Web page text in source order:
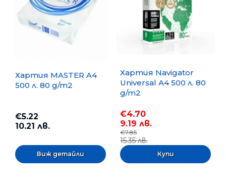
Хартия MASTER A4
500 л. 80 g/m2
€5.22
10.21 лв.
Виж детайли
Хартия Navigator
Universal A4 500 л. 80
g/m2
€4.70
9.19 лв.
€7.85
15.35 лв.